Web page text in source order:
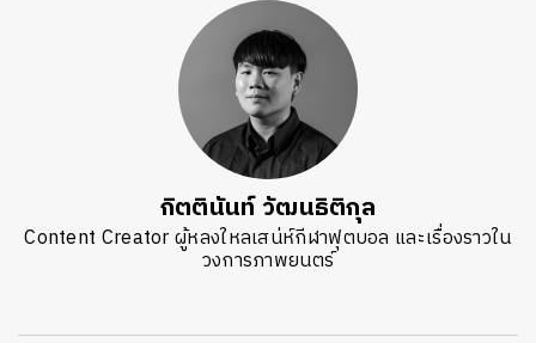
กิตตินันท์ วัฒนธิติกุล
Content Creator ผู้หลงใหลเสน่ห์กีฬาฟุตบอล และเรื่องราวใน
วงการภาพยนตร์
TWEET LINE